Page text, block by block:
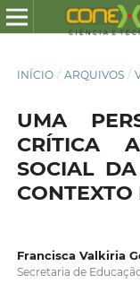
INÍCIO / ARQUIVOS /
UMA
CRÍTICA
SOCIAL
Francisca Valkiria
Secretaria de